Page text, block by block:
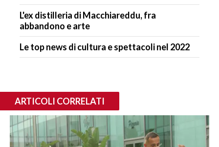
L'ex distilleria di Macchiareddu, fra
abbandono e arte
Le top news di cultura e spettacoli nel 2022
ARTICOLI CORRELATI